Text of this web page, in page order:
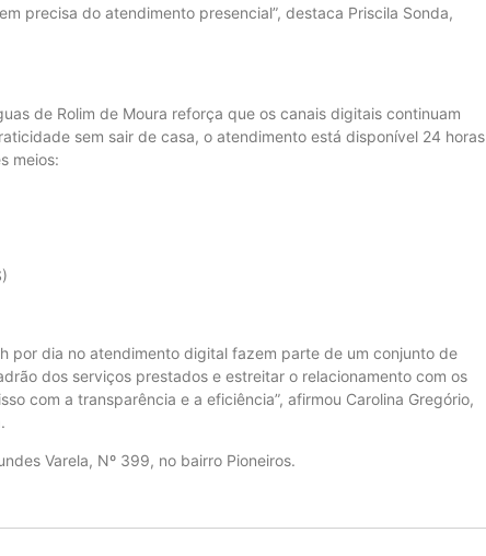
precisa do atendimento presencial”, destaca Priscila Sonda,
de Rolim de Moura reforça que os canais digitais continuam
sem sair de casa, o atendimento está disponível 24 horas
meios:
por dia no atendimento digital fazem parte de um conjunto de
dos serviços prestados e estreitar o relacionamento com os
com a transparência e a eficiência”, afirmou Carolina Gregório,
Varela, Nº 399, no bairro Pioneiros.